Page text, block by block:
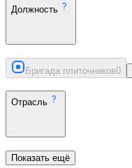
Должность
Бригада плиточников0
Отрасль
Показать ещё